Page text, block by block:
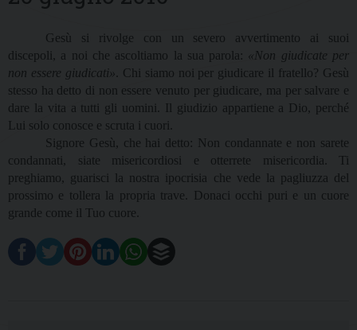
Gesù si rivolge con un severo avvertimento ai suoi
discepoli, a noi che ascoltiamo la sua parola: «Non giudicate per
non essere giudicati» . Chi siamo noi per giudicare il fratello? Gesù
stesso ha detto di non essere venuto per giudicare, ma per salvare e
dare la vita a tutti gli uomini. Il giudizio appartiene a Dio, perché
Lui solo conosce e scruta i cuori.
Signore Gesù, che hai detto: Non condannate e non sarete
condannati, siate misericordiosi e otterrete misericordia. Ti
preghiamo, guarisci la nostra ipocrisia che vede la pagliuzza del
prossimo e tollera la propria trave. Donaci occhi puri e un cuore
grande come il Tuo cuore.